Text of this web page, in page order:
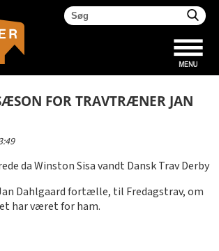
FOR TRAVTRÆNER JAN
da Winston Sisa vandt Dansk Trav Derby
Dahlgaard fortælle, til Fredagstrav, om
har været for ham.